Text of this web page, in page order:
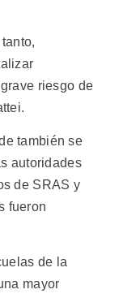
riesgo de
también se
autoridades
de SRAS y
fueron
de la
mayor